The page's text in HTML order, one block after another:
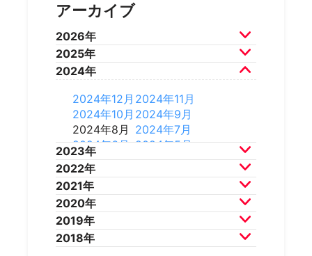
アーカイブ
2026年
2026年7月 2026年6月
2026年5月 2026年4月
2026年3月 2026年2月
2025年
2025年12月2025年11月
2025年10月 2025年9月
2025年8月 2025年7月
2025年6月 2025年5月
2025年4月 2025年3月
2025年2月 2025年1月
2024年
2024年12月 2024年11月
2024年10月 2024年9月
2024年8月 2024年7月
2024年6月 2024年5月
2024年4月 2024年3月
2024年2月 2024年1月
2023年
2023年12月2023年11月
2023年10月2023年9月
2023年8月 2023年7月
2023年6月
2023年4月
2022年
2022年12月2022年11月
2022年10月2022年9月
2022年8月 2022年7月
2022年6月
2021年
2021年12月2021年11月
2021年10月2021年9月
2021年8月 2021年7月
2020年
2020年12月2020年11月
2020年10月2020年9月
2019年
2019年12月2019年11月
2018年